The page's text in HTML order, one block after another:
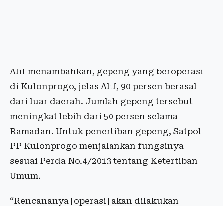
Alif menambahkan, gepeng yang beroperasi
di Kulonprogo, jelas Alif, 90 persen berasal
dari luar daerah. Jumlah gepeng tersebut
meningkat lebih dari 50 persen selama
Ramadan. Untuk penertiban gepeng, Satpol
PP Kulonprogo menjalankan fungsinya
sesuai Perda No.4/2013 tentang Ketertiban
Umum.
“Rencananya [operasi] akan dilakukan